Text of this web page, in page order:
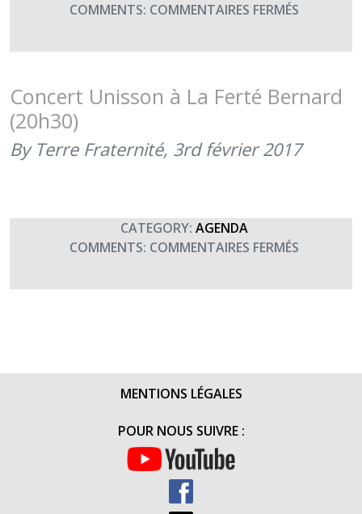
COMMENTS: COMMENTAIRES FERMÉS
CONCERT
LA
BERNARD
Concert Unisson à La Ferté Bernard
(20h30)
By Terre Fraternité, 3rd février 2017
CATEGORY: AGENDA
COMMENTS: COMMENTAIRES FERMÉS
UNISSON
MENTIONS LÉGALES
POUR NOUS SUIVRE :